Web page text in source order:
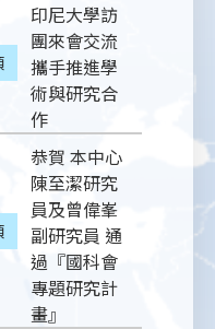
印尼大學訪
團來會交流
攜手推進學
術與研究合
作
恭賀 本中心
陳至潔研究
員及曾偉峯
副研究員 通
過『國科會
專題研究計
畫』